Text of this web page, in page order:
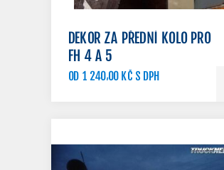
DEKOR ZA PŘEDNÍ KOLO PRO
FH 4 A 5
OD 1 240,00 KČ S DPH